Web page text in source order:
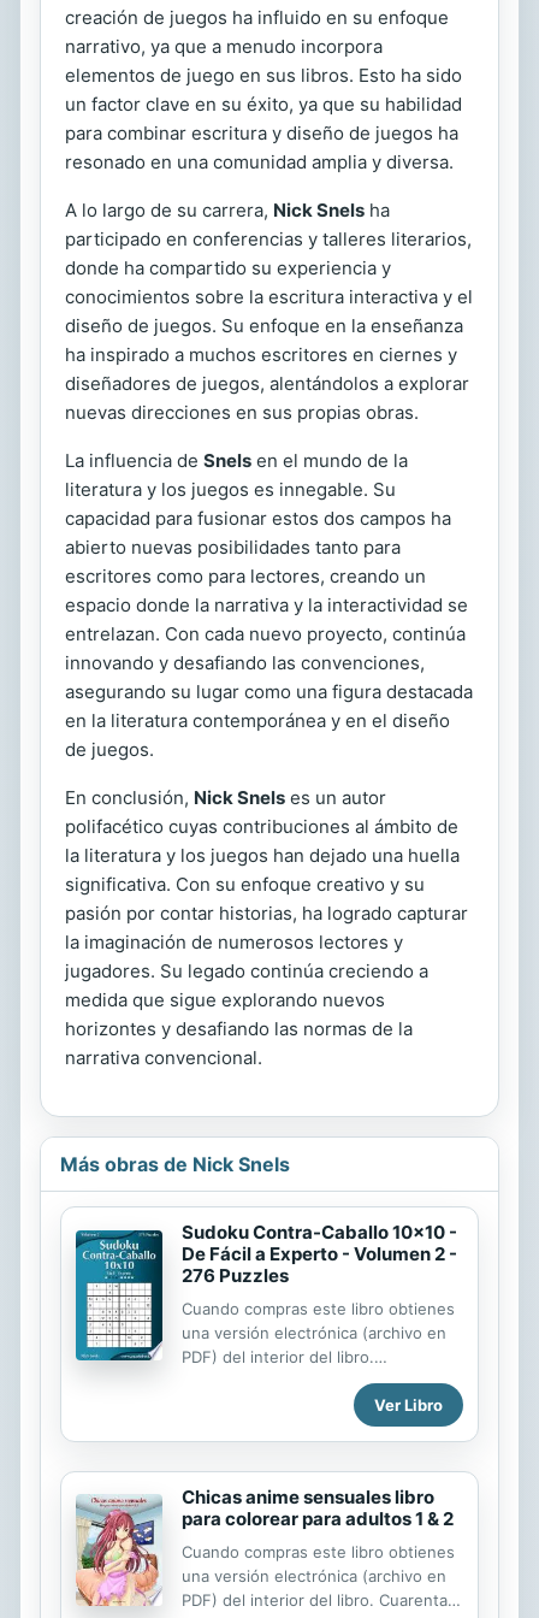
creación de juegos ha influido en su enfoque
narrativo, ya que a menudo incorpora
elementos de juego en sus libros. Esto ha sido
un factor clave en su éxito, ya que su habilidad
para combinar escritura y diseño de juegos ha
resonado en una comunidad amplia y diversa.
A lo largo de su carrera, Nick Snels ha
participado en conferencias y talleres literarios,
donde ha compartido su experiencia y
conocimientos sobre la escritura interactiva y el
diseño de juegos. Su enfoque en la enseñanza
ha inspirado a muchos escritores en ciernes y
diseñadores de juegos, alentándolos a explorar
nuevas direcciones en sus propias obras.
La influencia de Snels en el mundo de la
literatura y los juegos es innegable. Su
capacidad para fusionar estos dos campos ha
abierto nuevas posibilidades tanto para
escritores como para lectores, creando un
espacio donde la narrativa y la interactividad se
entrelazan. Con cada nuevo proyecto, continúa
innovando y desafiando las convenciones,
asegurando su lugar como una figura destacada
en la literatura contemporánea y en el diseño
de juegos.
En conclusión, Nick Snels es un autor
polifacético cuyas contribuciones al ámbito de
la literatura y los juegos han dejado una huella
significativa. Con su enfoque creativo y su
pasión por contar historias, ha logrado capturar
la imaginación de numerosos lectores y
jugadores. Su legado continúa creciendo a
medida que sigue explorando nuevos
horizontes y desafiando las normas de la
narrativa convencional.
Más obras de Nick Snels
Sudoku Contra-Caballo 10x10 -
De Fácil a Experto - Volumen 2 -
276 Puzzles
Cuando compras este libro obtienes
una versión electrónica (archivo en
PDF) del interior del libro.
Conviértete en un maestro en la
resolución de puzzles Sudoku
Contra-Caballo. Después de resolver
serás un profesional del Sudoku
Contra-Caballo. Empiezas con los
rompecabezas de Sudoku Contra-
Caballo fáciles y te vas abriendo
camino poco a poco hacia los
rompecabezas de Sudoku Contra-
Ver Libro
Chicas anime sensuales libro
para colorear para adultos 1 & 2
Cuando compras este libro obtienes
una versión electrónica (archivo en
PDF) del interior del libro. Cuarenta